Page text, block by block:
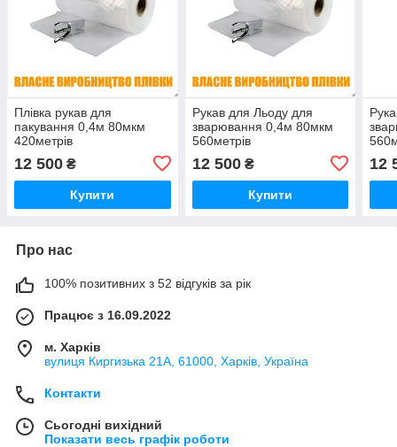
Плівка рукав для
пакування 0,4м 80мкм
420метрів
первинний харчовий)
12 500 ₴
Купити
Рукав для Льоду для
зварювання 0,4м 80мкм
560метрів
первинний харчовий)
12 500₴
Купити
12
Про нас
100% позитивних з 52 відгуків за рік
Працює з 16.09.2022
м. Харків
вулиця Киргизька 21А, 61000, Харків, Україна
Контакти
Сьогодні вихідний
Показати весь графік роботи